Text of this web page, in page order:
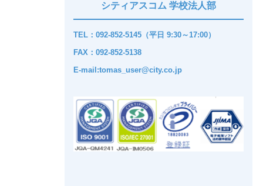
シティアスコム 学校法人部
TEL：092-852-5145（平日 9:30～17:00）
FAX：092-852-5138
E-mail:tomas_user@city.co.jp